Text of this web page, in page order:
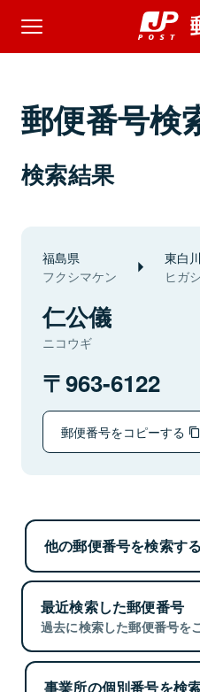
郵便番号検
検索結果
福島県
フクシマケン
東白
ヒガ
仁公儀
ニコウギ
963-6122
郵便番号をコピーする
他の郵便番号を検索する
最近検索した郵便番号
過去に検索した郵便番号を
事業所の個別番号を検